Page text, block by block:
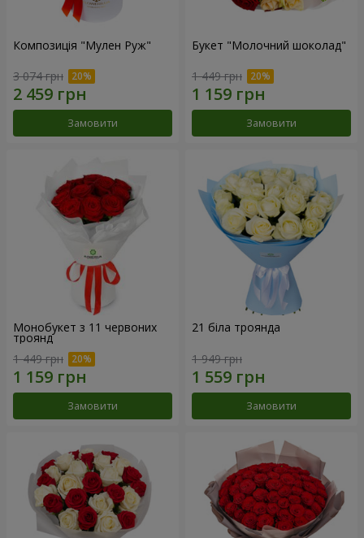
Композиція "Мулен Руж"
3 074 грн
Замовити
Букет "Молочний шоколад"
1 449 грн
Замовити
Монобукет з 11 червоних
троянд
1 449 грн
Замовити
21 біла троянда
1 949 грн
Замовити